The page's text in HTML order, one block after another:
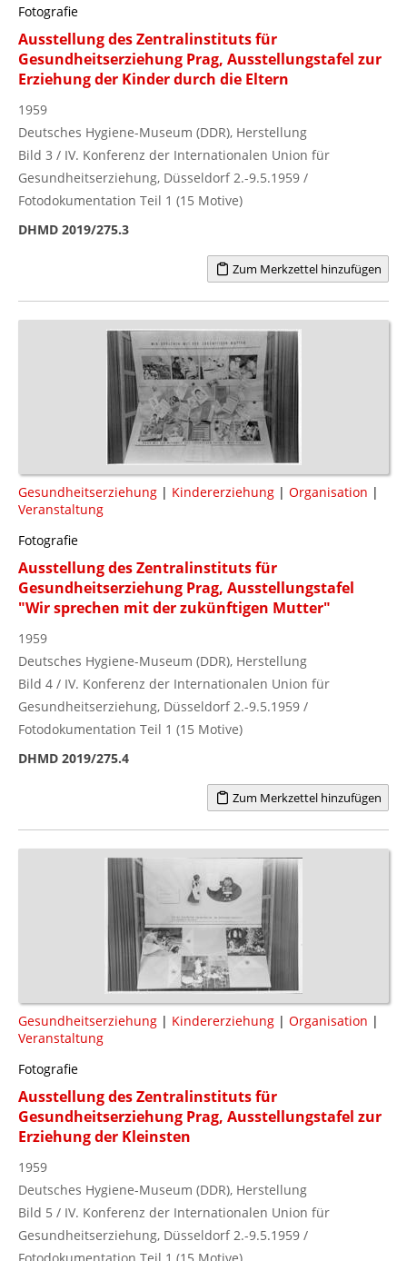
Fotografie
Ausstellung des Zentralinstituts für
Gesundheitserziehung Prag, Ausstellungstafel zur
Erziehung der Kinder durch die Eltern
1959
Deutsches Hygiene-Museum (DDR), Herstellung
Bild 3 / IV. Konferenz der Internationalen Union für
Gesundheitserziehung, Düsseldorf 2.-9.5.1959 /
Fotodokumentation Teil 1 (15 Motive)
DHMD 2019/275.3
Zum Merkzettel hinzufügen
Gesundheitserziehung | Kindererziehung | Organisation |
Veranstaltung
Fotografie
Ausstellung des Zentralinstituts für
Gesundheitserziehung Prag, Ausstellungstafel
"Wir sprechen mit der zukünftigen Mutter"
1959
Deutsches Hygiene-Museum (DDR), Herstellung
Bild 4 / IV. Konferenz der Internationalen Union für
Gesundheitserziehung, Düsseldorf 2.-9.5.1959 /
Fotodokumentation Teil 1 (15 Motive)
DHMD 2019/275.4
Zum Merkzettel hinzufügen
Gesundheitserziehung | Kindererziehung | Organisation |
Veranstaltung
Fotografie
Ausstellung des Zentralinstituts für
Gesundheitserziehung Prag, Ausstellungstafel zur
Erziehung der Kleinsten
1959
Deutsches Hygiene-Museum (DDR), Herstellung
Bild 5 / IV. Konferenz der Internationalen Union für
Gesundheitserziehung, Düsseldorf 2.-9.5.1959 /